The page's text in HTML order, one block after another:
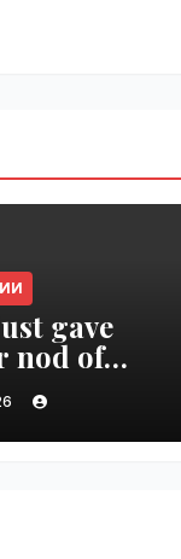
gave
nod of
to the tech